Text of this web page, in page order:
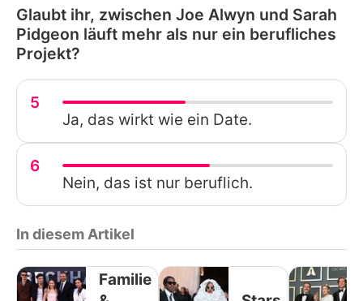
Glaubt ihr, zwischen Joe Alwyn und Sarah
Pidgeon läuft mehr als nur ein berufliches
Projekt?
5
Ja, das wirkt wie ein Date.
6
Nein, das ist nur beruflich.
In diesem Artikel
Familie